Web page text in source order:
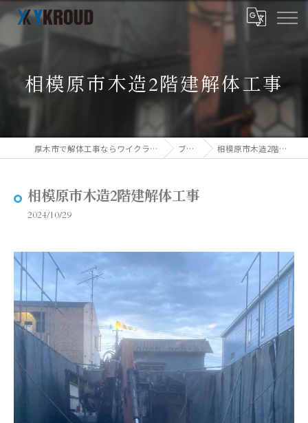
相模原市木造2階建解体工事
厚木市で解体工事ならワイクラウド株式会社 ブログ 相模原市木造2階建解体工事
相模原市木造2階建解体工事
2024/10/29